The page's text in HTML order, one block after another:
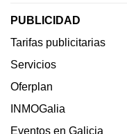
PUBLICIDAD
Tarifas publicitarias
Servicios
Oferplan
INMOGalia
Eventos en Galicia